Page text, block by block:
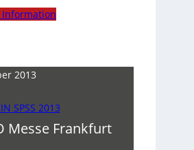
2013
SPSS 2013
Messe Frankfurt